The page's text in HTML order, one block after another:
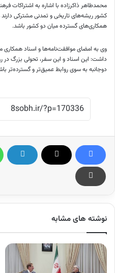
محمدطاهر ذاکرزاده با اشاره به اشتراکات
کشور ریشه‌های تاریخی و تمدنی مشترکی
همکاری‌های گسترده میان دو کشور باشد.
وی به امضای موافقت‌نامه‌ها و اسناد همکاری
داشت: این اسناد و این سفر، تحولی بزرگ در
دوجانبه به سوی روابط عمیق‌تر و گسترده‌تر
نوشته های مشابه